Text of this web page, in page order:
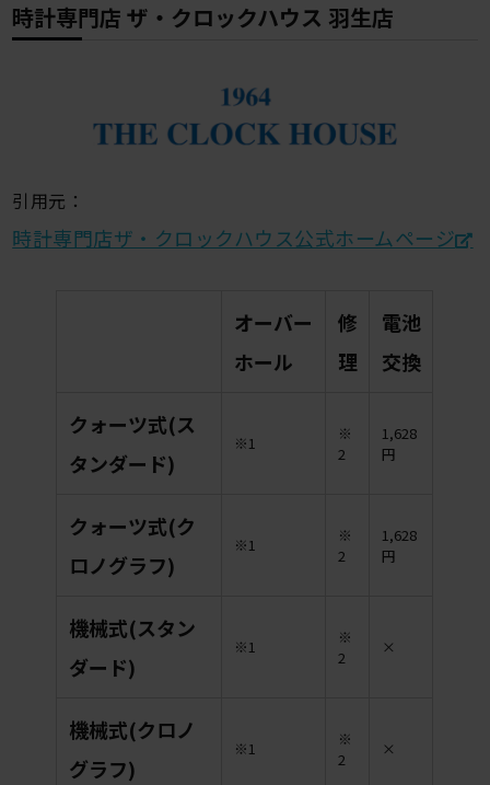
時計専門店 ザ・クロックハウス 羽生店
引用元：
時計専門店ザ・クロックハウス公式ホームページ
オーバー
ホール
修
理
電池
交換
クォーツ式(ス
タンダード)
※1
※
2
1,628
円
クォーツ式(ク
ロノグラフ)
※1
※
2
1,628
円
機械式(スタン
ダード)
※1
※
2
×
機械式(クロノ
グラフ)
※1
※
2
×